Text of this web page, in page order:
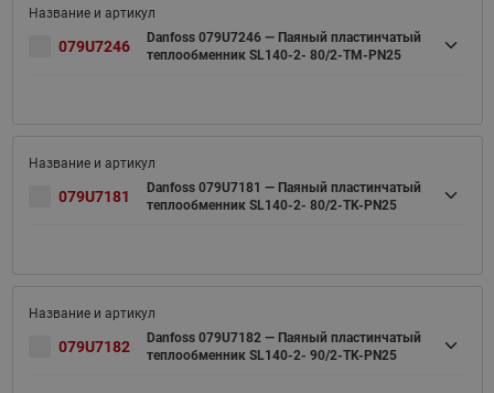
079U7246
Danfoss 079U7246 — Паяный пластинчатый
теплообменник SL140-2- 80/2-TM-PN25
079U7181
Danfoss 079U7181 — Паяный пластинчатый
теплообменник SL140-2- 80/2-TK-PN25
079U7182
Danfoss 079U7182 — Паяный пластинчатый
теплообменник SL140-2- 90/2-TK-PN25